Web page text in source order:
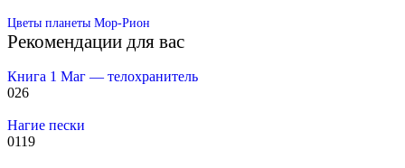
Цветы планеты Мор-Рион
Рекомендации для вас
Книга 1 Маг — телохранитель
026
Нагие пески
0119